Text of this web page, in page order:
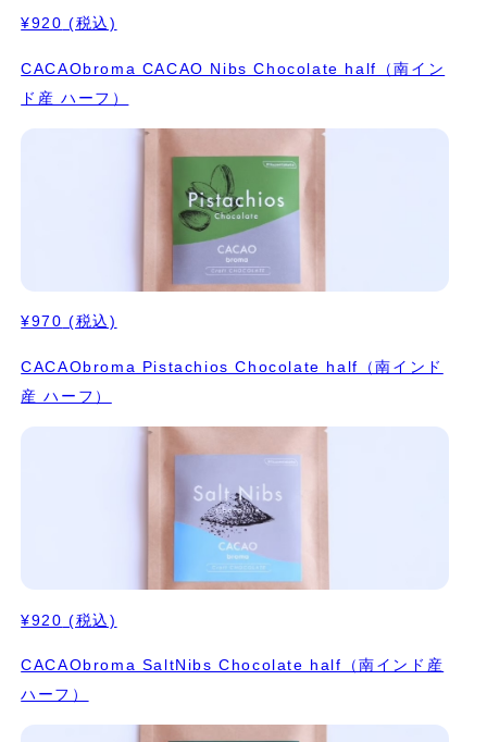
¥920 (税込)
CACAObroma CACAO Nibs Chocolate half（南イン
ド産 ハーフ）
¥970 (税込)
CACAObroma Pistachios Chocolate half（南インド
産 ハーフ）
¥920 (税込)
CACAObroma SaltNibs Chocolate half（南インド産
ハーフ）